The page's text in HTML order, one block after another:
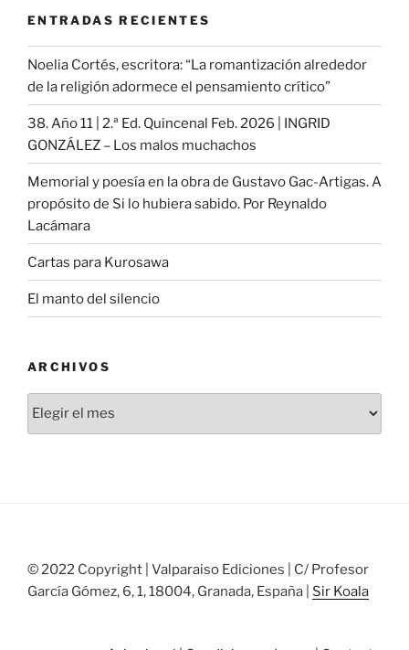
ENTRADAS RECIENTES
Noelia Cortés, escritora: “La romantización alrededor
de la religión adormece el pensamiento crítico”
38. Año 11 | 2.ª Ed. Quincenal Feb. 2026 | INGRID
GONZÁLEZ – Los malos muchachos
Memorial y poesía en la obra de Gustavo Gac-Artigas. A
propósito de Si lo hubiera sabido. Por Reynaldo
Lacámara
Cartas para Kurosawa
El manto del silencio
ARCHIVOS
© 2022 Copyright | Valparaiso Ediciones | C/ Profesor
García Gómez, 6, 1, 18004, Granada, España | Sir Koala